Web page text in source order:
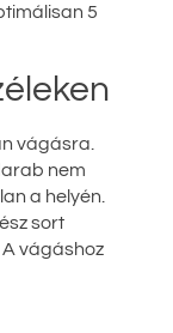
5
vágásra.
nem
a helyén.
sort
A vágáshoz